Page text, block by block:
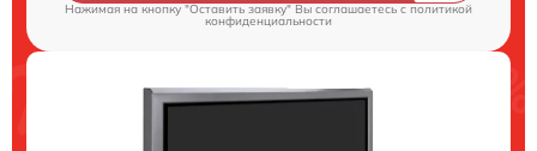
Нажимая на кнопку "Оставить заявку" Вы соглашаетесь cполитикой
конфиденциальности